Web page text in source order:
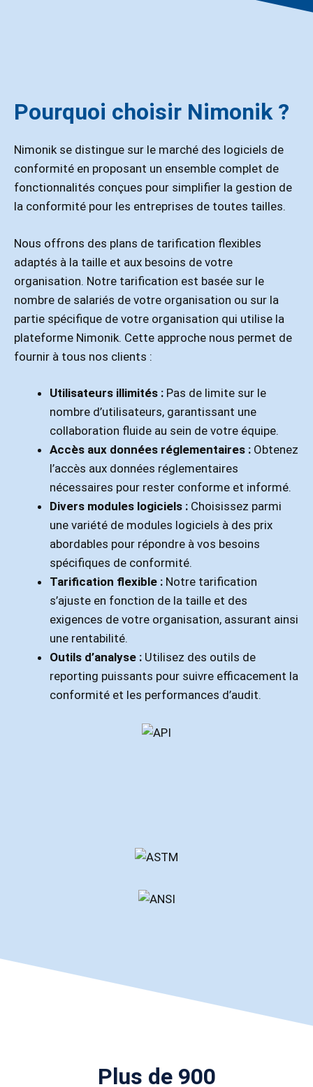
Pourquoi choisir Nimonik ?
Nimonik se distingue sur le marché des logiciels de
conformité en proposant un ensemble complet de
fonctionnalités conçues pour simplifier la gestion de
la conformité pour les entreprises de toutes tailles.
Nous offrons des plans de tarification flexibles
adaptés à la taille et aux besoins de votre
organisation. Notre tarification est basée sur le
nombre de salariés de votre organisation ou sur la
partie spécifique de votre organisation qui utilise la
plateforme Nimonik. Cette approche nous permet de
fournir à tous nos clients :
Utilisateurs illimités : Pas de limite sur le
nombre d’utilisateurs, garantissant une
collaboration fluide au sein de votre équipe.
Accès aux données réglementaires : Obtenez
l’accès aux données réglementaires
nécessaires pour rester conforme et informé.
Divers modules logiciels : Choisissez parmi
une variété de modules logiciels à des prix
abordables pour répondre à vos besoins
spécifiques de conformité.
Tarification flexible : Notre tarification
s’ajuste en fonction de la taille et des
exigences de votre organisation, assurant ainsi
une rentabilité.
Outils d’analyse : Utilisez des outils de
reporting puissants pour suivre efficacement la
conformité et les performances d’audit.
Plus de 900